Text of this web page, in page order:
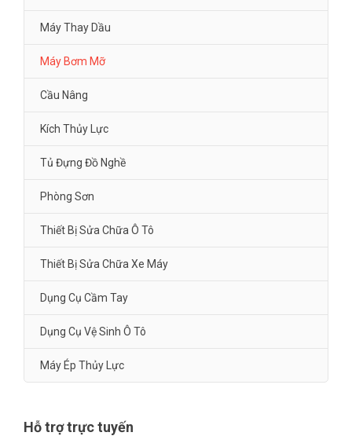
Máy Thay Dầu
Máy Bơm Mỡ
Cầu Nâng
Kích Thủy Lực
Tủ Đựng Đồ Nghề
Phòng Sơn
Thiết Bị Sửa Chữa Ô Tô
Thiết Bị Sửa Chữa Xe Máy
Dụng Cụ Cầm Tay
Dụng Cụ Vệ Sinh Ô Tô
Máy Ép Thủy Lực
Hỗ trợ trực tuyến